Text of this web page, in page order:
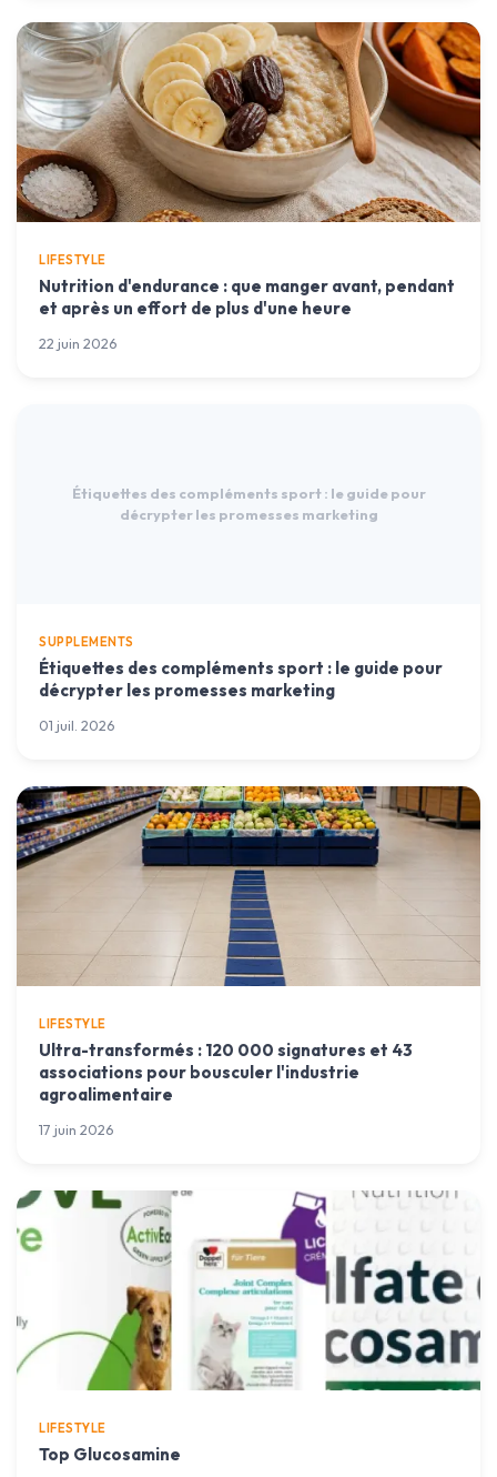
LIFESTYLE
Nutrition d'endurance : que manger avant, pendant
et après un effort de plus d'une heure
22 juin 2026
Étiquettes des compléments sport : le guide pour
décrypter les promesses marketing
SUPPLEMENTS
Étiquettes des compléments sport : le guide pour
décrypter les promesses marketing
01 juil. 2026
LIFESTYLE
Ultra-transformés : 120 000 signatures et 43
associations pour bousculer l'industrie
agroalimentaire
17 juin 2026
LIFESTYLE
Top Glucosamine